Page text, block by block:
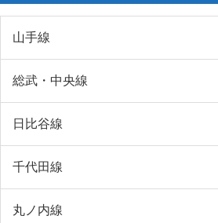
山手線
総武・中央線
日比谷線
千代田線
丸ノ内線